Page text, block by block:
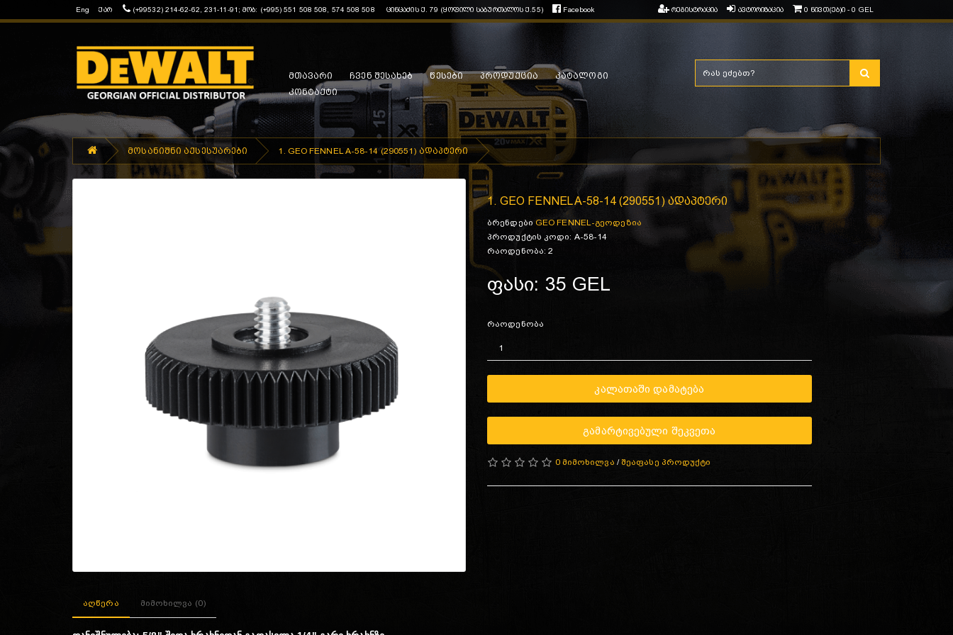
Eng ქარ (+99532) 214-62-62, 231-11-91; მობ: (+995) 551 508 508, 574 508 508 ცინცაძის ქ. 79 (ყოფილი საბურთალოს ქ.55) Facebook რეგისტრაცია ავტორიზაცია 0 ნივთ(ებ)ი - 0 GEL
მთავარი ჩვენ შესახებ წესები პროდუქცია
კატალოგი
კონტაქტი
მოსანიშნი აქსესუარები 1. GEO FENNEL A-58-14 (290551) ადაპტერი
აღწერა მიმოხილვა (0)
1. GEO FENNEL A-58-14 (290551) ადაპტერი
ბრენდები GEO FENNEL-გეოდეზია
პროდუქტის კოდი: A-58-14
რაოდენობა: 2
ფასი: 35 GEL
რაოდენობა
ᲙᲐᲚᲐᲗᲐᲨᲘ ᲓᲐᲛᲐᲢᲔᲑᲐ
ᲒᲐᲛᲐᲠᲢᲘᲕᲔᲑᲣᲚᲘ ᲨᲔᲙᲕᲔᲗᲐ
0 მიმოხილვა / შეაფასე პროდუქტი